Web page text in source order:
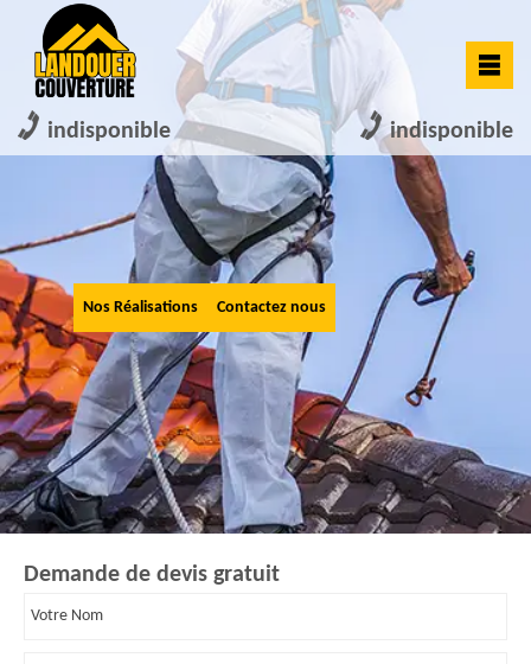
indisponible indisponible
Nos Réalisations Contactez nous
Demande de devis gratuit